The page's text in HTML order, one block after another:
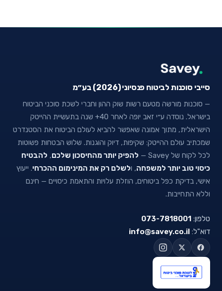
סייבי סוכנות לביטוח פנסיוני (2026) בע״מ
— סוכנות מורשה מטעם רשות שוק ההון וחברי לשכת סוכני הביטוח
בישראל. נוסדה ע״י זאב יופה לאחר 40+ שנה בתעשיית ההייטק
הישראלית, מתוך אמונה שאפשר להביא לעולם הביטוח את הסטנדרט
שמכתיב עולם ההייטק: שקיפות, דיוק והוגנות. שלוש הבטחות פשוטות
לכל לקוח של Savey —
להפיק יותר מהחיסכון שלכם, להבטיח
כיסוי טוב יותר למשפחה, ולשלם רק את המינימום ההכרחי. ייעוץ
אישי, בדיקת כפל ביטוחים, הוזלת עלויות והתאמת כיסויים — חינם
וללא התחייבות.
טלפון: 073-7818001
דוא"ל: info@savey.co.il